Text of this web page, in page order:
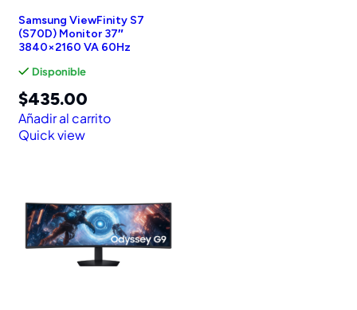
Samsung ViewFinity S7
(S70D) Monitor 37″
3840×2160 VA 60Hz
Disponible
$435.00
Añadir al carrito
Quick view